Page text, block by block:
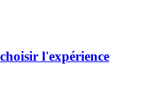
l'expérience